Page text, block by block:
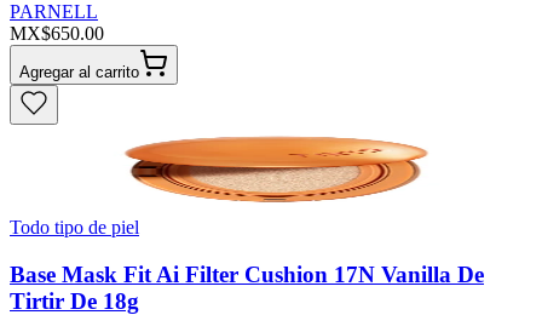
PARNELL
MX$650.00
Agregar al carrito
Todo tipo de piel
Base Mask Fit Ai Filter Cushion 17N Vanilla De
Tirtir De 18g